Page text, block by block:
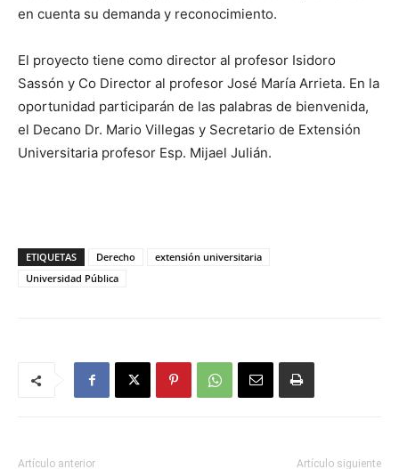
en cuenta su demanda y reconocimiento.
El proyecto tiene como director al profesor Isidoro
Sassón y Co Director al profesor José María Arrieta. En la
oportunidad participarán de las palabras de bienvenida,
el Decano Dr. Mario Villegas y Secretario de Extensión
Universitaria profesor Esp. Mijael Julián.
ETIQUETAS Derecho
extensión universitaria
Universidad Pública
Artículo anterior Artículo siguiente